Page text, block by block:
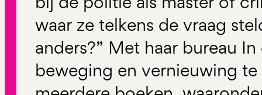
waar ze telkens de vraag
anders?” Met haar bureau
beweging en vernieuwing